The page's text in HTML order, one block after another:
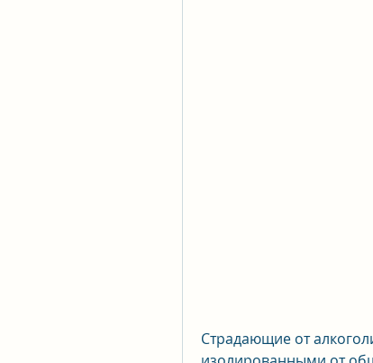
Страдающие от